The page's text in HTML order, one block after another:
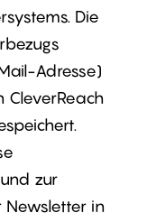
Die
Adresse)
zur
Newsletter in